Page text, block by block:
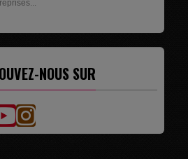
les livres de...
NOUS SUR